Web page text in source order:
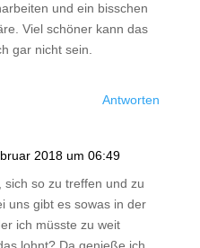
und ein bisschen
Viel schöner kann das
gar nicht sein.
Antworten
2018 um 06:49
sich so zu treffen und zu
uns gibt es sowas in der
ich müsste zu weit